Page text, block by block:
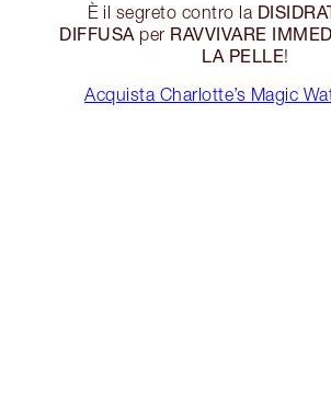
È il segreto contro la
DIFFUSA per RAVVIVARE
LA PELLE!
Acquista Charlotte’s Magic